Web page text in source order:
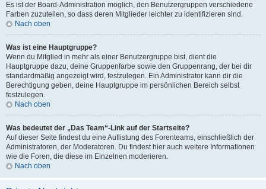
Es ist der Board-Administration möglich, den Benutzergruppen verschiedene
Farben zuzuteilen, so dass deren Mitglieder leichter zu identifizieren sind.
Nach oben
Was ist eine Hauptgruppe?
Wenn du Mitglied in mehr als einer Benutzergruppe bist, dient die
Hauptgruppe dazu, deine Gruppenfarbe sowie den Gruppenrang, der bei dir
standardmäßig angezeigt wird, festzulegen. Ein Administrator kann dir die
Berechtigung geben, deine Hauptgruppe im persönlichen Bereich selbst
festzulegen.
Nach oben
Was bedeutet der „Das Team“-Link auf der Startseite?
Auf dieser Seite findest du eine Auflistung des Forenteams, einschließlich der
Administratoren, der Moderatoren. Du findest hier auch weitere Informationen
wie die Foren, die diese im Einzelnen moderieren.
Nach oben